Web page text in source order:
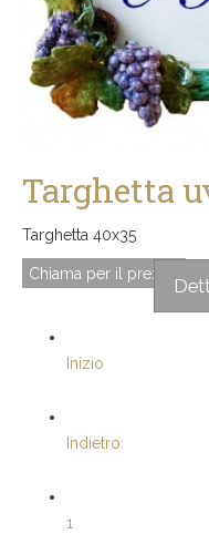
Targhetta
Targhetta 40x35
Chiama per il prezzo
Inizio
Indietro
1